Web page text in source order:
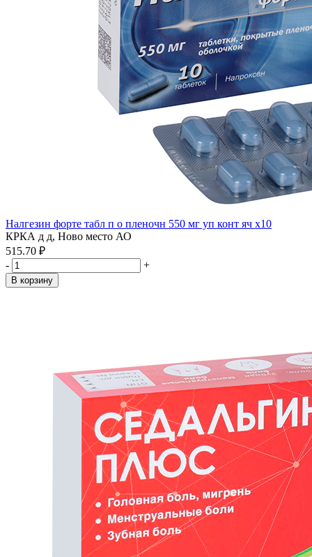
Налгезин форте табл п о пленочн 550 мг уп конт яч x10
КРКА д д, Ново место АО
515.70 ₽
-
+
В корзину